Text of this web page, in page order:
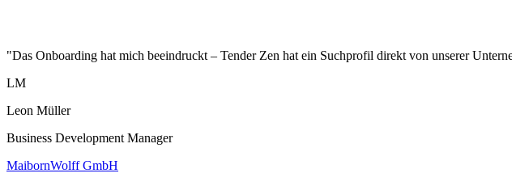
"Das Onboarding hat mich beeindruckt – Tender Zen hat ein Suchprofil direkt von unserer
LM
Leon Müller
Business Development Manager
MaibornWolff GmbH